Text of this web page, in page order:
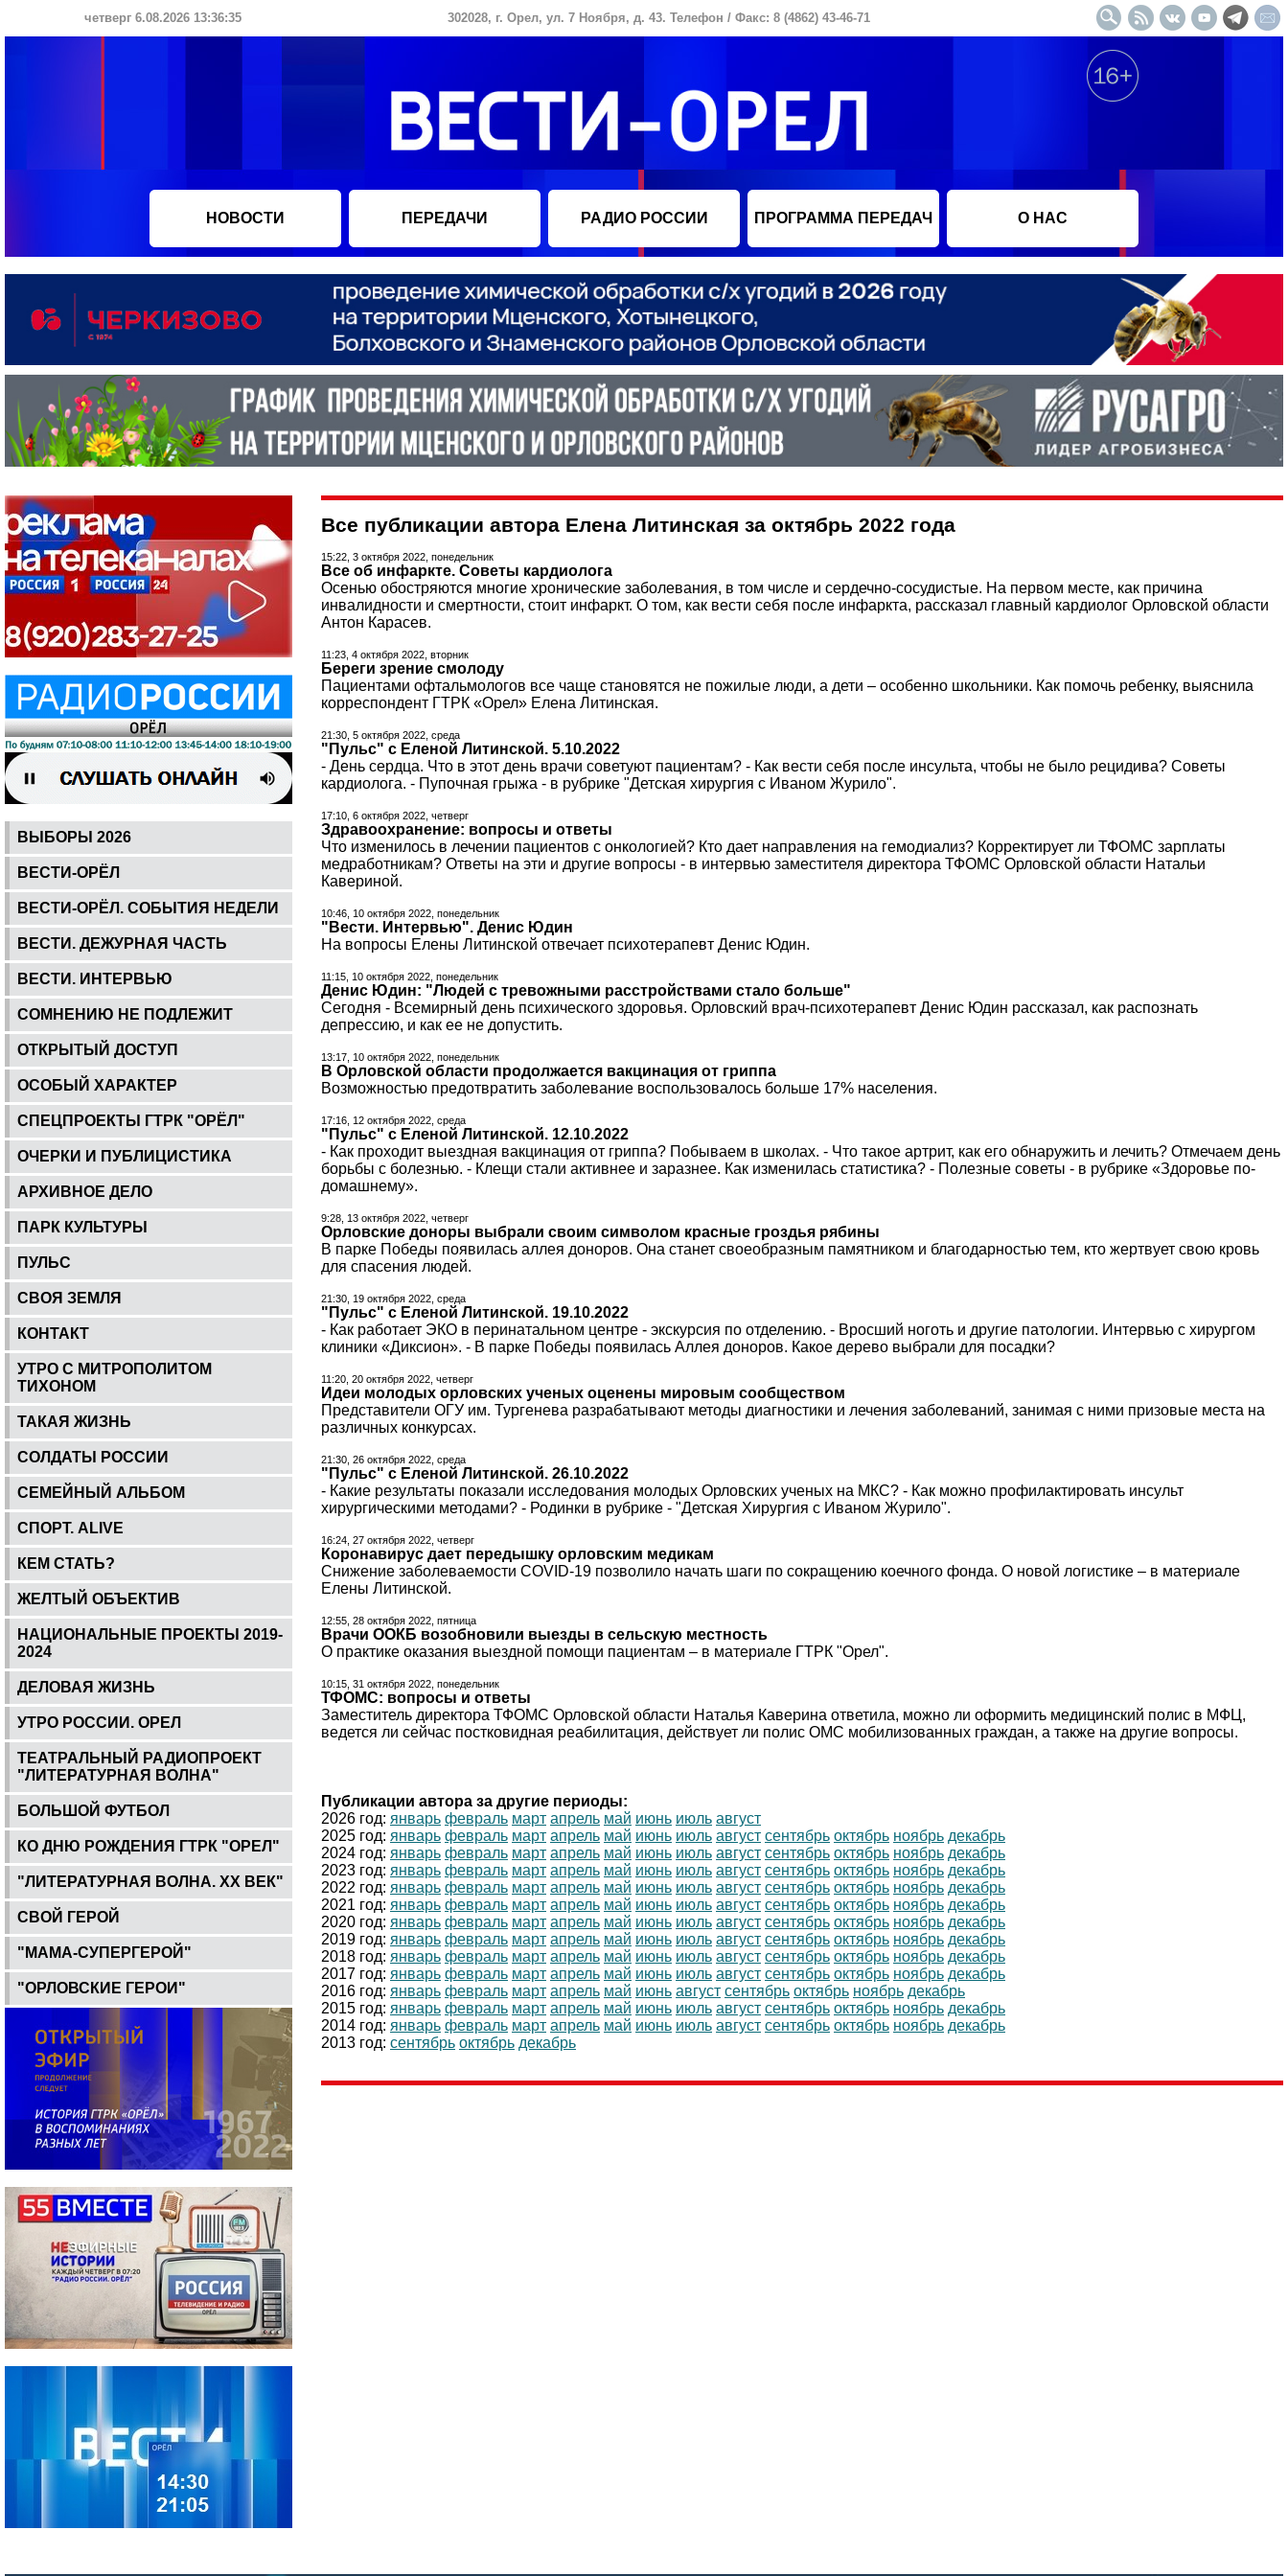
четверг 6.08.2026 13:36:36 302028, г. Орел, ул. 7 Ноября, д. 43. Телефон / Факс: 8 (4862) 43-46-71
НОВОСТИ ПЕРЕДАЧИ РАДИО РОССИИ ПРОГРАММА ПЕРЕДАЧ О НАС
ВЫБОРЫ 2026
ВЕСТИ-ОРЁЛ
ВЕСТИ-ОРЁЛ. СОБЫТИЯ НЕДЕЛИ
ВЕСТИ. ДЕЖУРНАЯ ЧАСТЬ
ВЕСТИ. ИНТЕРВЬЮ
СОМНЕНИЮ НЕ ПОДЛЕЖИТ
ОТКРЫТЫЙ ДОСТУП
ОСОБЫЙ ХАРАКТЕР
СПЕЦПРОЕКТЫ ГТРК "ОРЁЛ"
ОЧЕРКИ И ПУБЛИЦИСТИКА
АРХИВНОЕ ДЕЛО
ПАРК КУЛЬТУРЫ
ПУЛЬС
СВОЯ ЗЕМЛЯ
КОНТАКТ
УТРО С МИТРОПОЛИТОМ
ТИХОНОМ
ТАКАЯ ЖИЗНЬ
СОЛДАТЫ РОССИИ
СЕМЕЙНЫЙ АЛЬБОМ
СПОРТ. ALIVE
КЕМ СТАТЬ?
ЖЕЛТЫЙ ОБЪЕКТИВ
НАЦИОНАЛЬНЫЕ ПРОЕКТЫ 2019-
2024
ДЕЛОВАЯ ЖИЗНЬ
УТРО РОССИИ. ОРЕЛ
ТЕАТРАЛЬНЫЙ РАДИОПРОЕКТ
"ЛИТЕРАТУРНАЯ ВОЛНА"
БОЛЬШОЙ ФУТБОЛ
КО ДНЮ РОЖДЕНИЯ ГТРК "ОРЕЛ"
"ЛИТЕРАТУРНАЯ ВОЛНА. ХХ ВЕК"
СВОЙ ГЕРОЙ
"МАМА-СУПЕРГЕРОЙ"
"ОРЛОВСКИЕ ГЕРОИ"
Все публикации автора Елена Литинская за октябрь 2022 года
15:22, 3 октября 2022, понедельник
Все об инфаркте. Советы кардиолога
Осенью обостряются многие хронические заболевания, в том числе и сердечно-сосудистые. На первом месте, как причина
инвалидности и смертности, стоит инфаркт. О том, как вести себя после инфаркта, рассказал главный кардиолог Орловской области
Антон Карасев.
11:23, 4 октября 2022, вторник
Береги зрение смолоду
Пациентами офтальмологов все чаще становятся не пожилые люди, а дети – особенно школьники. Как помочь ребенку, выяснила
корреспондент ГТРК «Орел» Елена Литинская.
21:30, 5 октября 2022, среда
"Пульс" с Еленой Литинской. 5.10.2022
- День сердца. Что в этот день врачи советуют пациентам? - Как вести себя после инсульта, чтобы не было рецидива? Советы
кардиолога. - Пупочная грыжа - в рубрике "Детская хирургия с Иваном Журило".
17:10, 6 октября 2022, четверг
Здравоохранение: вопросы и ответы
Что изменилось в лечении пациентов с онкологией? Кто дает направления на гемодиализ? Корректирует ли ТФОМС зарплаты
медработникам? Ответы на эти и другие вопросы - в интервью заместителя директора ТФОМС Орловской области Натальи
Кавериной.
10:46, 10 октября 2022, понедельник
"Вести. Интервью". Денис Юдин
На вопросы Елены Литинской отвечает психотерапевт Денис Юдин.
11:15, 10 октября 2022, понедельник
Денис Юдин: "Людей с тревожными расстройствами стало больше"
Сегодня - Всемирный день психического здоровья. Орловский врач-психотерапевт Денис Юдин рассказал, как распознать
депрессию, и как ее не допустить.
13:17, 10 октября 2022, понедельник
В Орловской области продолжается вакцинация от гриппа
Возможностью предотвратить заболевание воспользовалось больше 17% населения.
17:16, 12 октября 2022, среда
"Пульс" с Еленой Литинской. 12.10.2022
- Как проходит выездная вакцинация от гриппа? Побываем в школах. - Что такое артрит, как его обнаружить и лечить? Отмечаем день
борьбы с болезнью. - Клещи стали активнее и заразнее. Как изменилась статистика? - Полезные советы - в рубрике «Здоровье по-
домашнему».
9:28, 13 октября 2022, четверг
Орловские доноры выбрали своим символом красные гроздья рябины
В парке Победы появилась аллея доноров. Она станет своеобразным памятником и благодарностью тем, кто жертвует свою кровь
для спасения людей.
21:30, 19 октября 2022, среда
"Пульс" с Еленой Литинской. 19.10.2022
- Как работает ЭКО в перинатальном центре - экскурсия по отделению. - Вросший ноготь и другие патологии. Интервью с хирургом
клиники «Диксион». - В парке Победы появилась Аллея доноров. Какое дерево выбрали для посадки?
11:20, 20 октября 2022, четверг
Идеи молодых орловских ученых оценены мировым сообществом
Представители ОГУ им. Тургенева разрабатывают методы диагностики и лечения заболеваний, занимая с ними призовые места на
различных конкурсах.
21:30, 26 октября 2022, среда
"Пульс" с Еленой Литинской. 26.10.2022
- Какие результаты показали исследования молодых Орловских ученых на МКС? - Как можно профилактировать инсульт
хирургическими методами? - Родинки в рубрике - "Детская Хирургия с Иваном Журило".
16:24, 27 октября 2022, четверг
Коронавирус дает передышку орловским медикам
Снижение заболеваемости COVID-19 позволило начать шаги по сокращению коечного фонда. О новой логистике – в материале
Елены Литинской.
12:55, 28 октября 2022, пятница
Врачи ООКБ возобновили выезды в сельскую местность
О практике оказания выездной помощи пациентам – в материале ГТРК "Орел".
10:15, 31 октября 2022, понедельник
ТФОМС: вопросы и ответы
Заместитель директора ТФОМС Орловской области Наталья Каверина ответила, можно ли оформить медицинский полис в МФЦ,
ведется ли сейчас постковидная реабилитация, действует ли полис ОМС мобилизованных граждан, а также на другие вопросы.
Публикации автора за другие периоды:
2026 год: январь февраль март апрель май июнь июль август
2025 год: январь февраль март апрель май июнь июль август сентябрь октябрь ноябрь декабрь
2024 год: январь февраль март апрель май июнь июль август сентябрь октябрь ноябрь декабрь
2023 год: январь февраль март апрель май июнь июль август сентябрь октябрь ноябрь декабрь
2022 год: январь февраль март апрель май июнь июль август сентябрь октябрь ноябрь декабрь
2021 год: январь февраль март апрель май июнь июль август сентябрь октябрь ноябрь декабрь
2020 год: январь февраль март апрель май июнь июль август сентябрь октябрь ноябрь декабрь
2019 год: январь февраль март апрель май июнь июль август сентябрь октябрь ноябрь декабрь
2018 год: январь февраль март апрель май июнь июль август сентябрь октябрь ноябрь декабрь
2017 год: январь февраль март апрель май июнь июль август сентябрь октябрь ноябрь декабрь
2016 год: январь февраль март апрель май июнь август сентябрь октябрь ноябрь декабрь
2015 год: январь февраль март апрель май июнь июль август сентябрь октябрь ноябрь декабрь
2014 год: январь февраль март апрель май июнь июль август сентябрь октябрь ноябрь декабрь
2013 год: сентябрь октябрь декабрь